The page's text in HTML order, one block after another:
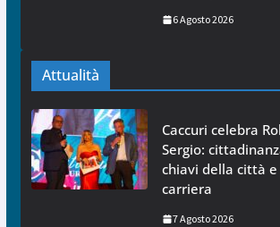
6 Agosto 2026
Attualità
Caccuri celebra
Sergio:
chiavi della città
carriera
7 Agosto 2026